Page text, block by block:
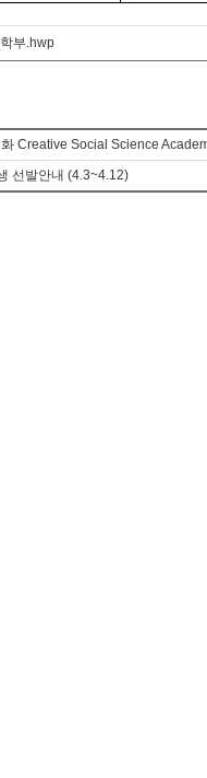
부.hwp
Creative Social Science
선발안내 (4.3~4.12)